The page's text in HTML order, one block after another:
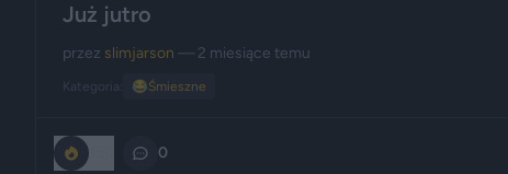
Już jutro
przez slimjarson — 2 miesiące temu
Kategoria: 😂Śmieszne
0